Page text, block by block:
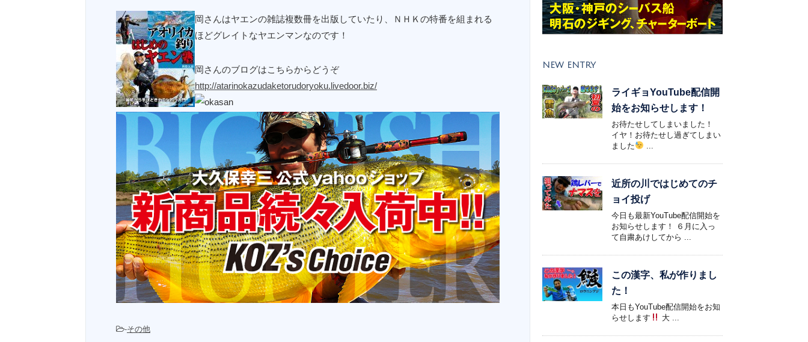
岡さんはヤエンの雑誌複数冊を出版していたり、ＮＨＫの特番を組まれる
ほどグレイトなヤエンマンなのです！
岡さんのブログはこちらからどうぞ
http://atarinokazudaketorudoryoku.livedoor.biz/
-その他
NEW ENTRY
ライギョYouTube配信開
始をお知らせします！
お待たせしてしまいました！
イヤ！お待たせし過ぎてしまい
ました
...
近所の川ではじめてのチ
ョイ投げ
今日も最新YouTube配信開始を
お知らせします！ ６月に入っ
て自粛あけしてから ...
この漢字、私が作りまし
た！
本日もYouTube配信開始をお知
らせします
大 ...